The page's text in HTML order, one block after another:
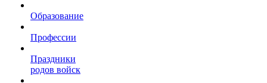
Образование
Профессии
Праздники
родов войск